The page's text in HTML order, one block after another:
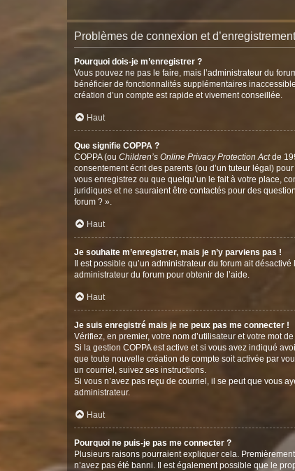
Problèmes de connexion et d’enregistrement
Pourquoi dois-je m’enregistrer ?
Vous pouvez ne pas le faire, mais l’administrateur du
bénéficier de fonctionnalités supplémentaires
création d’un compte est rapide et vivement conseillée.
Haut
Que signifie COPPA ?
COPPA (ou Children’s Online Privacy Protection Actde
consentement écrit des parents (ou d’un tuteur légal)
vous enregistrez ou que quelqu’un le fait à votre place,
juridiques et ne sauraient être contactés pour des
forum ? ».
Haut
Je souhaite m’enregistrer, mais je n’y parviens pas !
Il est possible qu’un administrateur du forum ait
administrateur du forum pour obtenir de l’aide.
Haut
Je suis enregistré mais je ne peux pas me connecter !
Vérifiez, en premier, votre nom d’utilisateur et votre mot
Si la gestion COPPA est active et si vous avez indiqué
que toute nouvelle création de compte soit activée par
un courriel, suivez ses instructions.
Si vous n’avez pas reçu de courriel, il se peut que vous
administrateur.
Haut
Pourquoi ne puis-je pas me connecter ?
Plusieurs raisons pourraient expliquer cela.
n’avez pas été banni. Il est également possible que le